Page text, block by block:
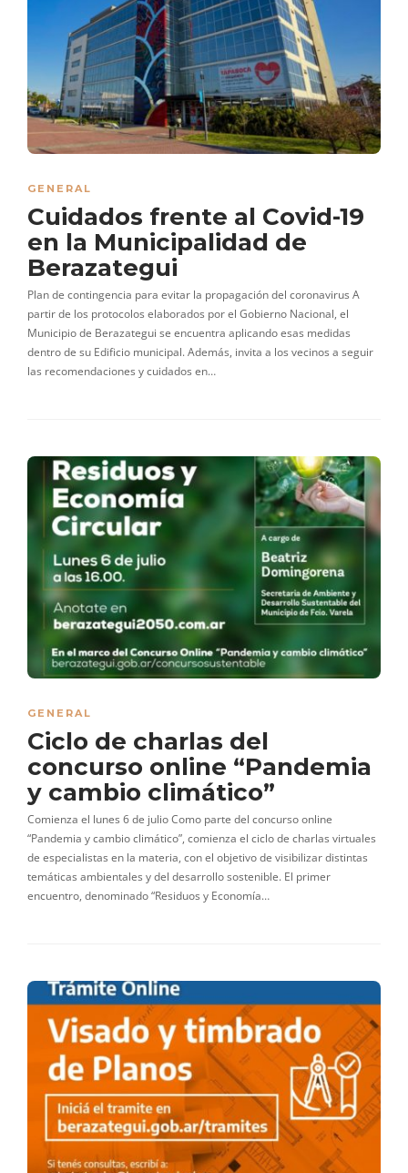
GENERAL
Cuidados frente al Covid-19
en la Municipalidad de
Berazategui
Plan de contingencia para evitar la propagación del coronavirus A
partir de los protocolos elaborados por el Gobierno Nacional, el
Municipio de Berazategui se encuentra aplicando esas medidas
dentro de su Edificio municipal. Además, invita a los vecinos a seguir
las recomendaciones y cuidados en…
GENERAL
Ciclo de charlas del
concurso online “Pandemia
y cambio climático”
Comienza el lunes 6 de julio Como parte del concurso online
“Pandemia y cambio climático”, comienza el ciclo de charlas virtuales
de especialistas en la materia, con el objetivo de visibilizar distintas
temáticas ambientales y del desarrollo sostenible. El primer
encuentro, denominado “Residuos y Economía…